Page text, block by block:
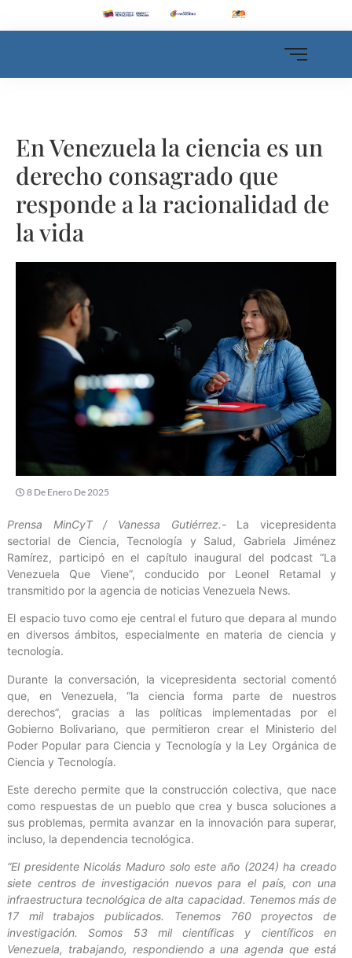
En Venezuela la ciencia es un
derecho consagrado que
responde a la racionalidad de
la vida
8 De Enero De 2025
Prensa MinCyT / Vanessa Gutiérrez.- La vicepresidenta
sectorial de Ciencia, Tecnología y Salud, Gabriela Jiménez
Ramírez, participó en el capítulo inaugural del podcast “La
Venezuela Que Viene”, conducido por Leonel Retamal y
transmitido por la agencia de noticias Venezuela News.
El espacio tuvo como eje central el futuro que depara al mundo
en diversos ámbitos, especialmente en materia de ciencia y
tecnología.
Durante la conversación, la vicepresidenta sectorial comentó
que, en Venezuela, “la ciencia forma parte de nuestros
derechos”, gracias a las políticas implementadas por el
Gobierno Bolivariano, que permitieron crear el Ministerio del
Poder Popular para Ciencia y Tecnología y la Ley Orgánica de
Ciencia y Tecnología.
Este derecho permite que la construcción colectiva, que nace
como respuestas de un pueblo que crea y busca soluciones a
sus problemas, permita avanzar en la innovación para superar,
incluso, la dependencia tecnológica.
“El presidente Nicolás Maduro solo este año (2024) ha creado
siete centros de investigación nuevos para el país, con una
infraestructura tecnológica de alta capacidad. Tenemos más de
17 mil trabajos publicados. Tenemos 760 proyectos de
investigación. Somos 53 mil científicas y científicos en
Venezuela, trabajando, respondiendo a una agenda que está